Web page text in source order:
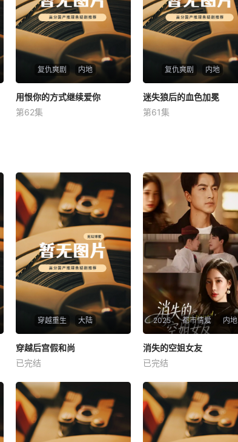
复仇爽剧 内地
用恨你的方式继续爱你
未知
用恨你的方式继续爱你
第62集
复仇爽剧 内地
迷失狼后的血色加冕
未知
迷失狼后的血色加冕
第61集
穿越重生 大陆
穿越后宫假和尚
未知
穿越后宫假和尚
已完结
2025 都市情爱 内地
消失的空姐女友
未知
消失的空姐女友
已完结